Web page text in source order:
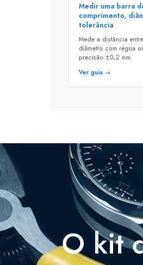
Medir uma barra
comprimento,
tolerância
Mede a distância
diâmetro com régua
precisão ±0,2 mm.
Ver guia →
O kit